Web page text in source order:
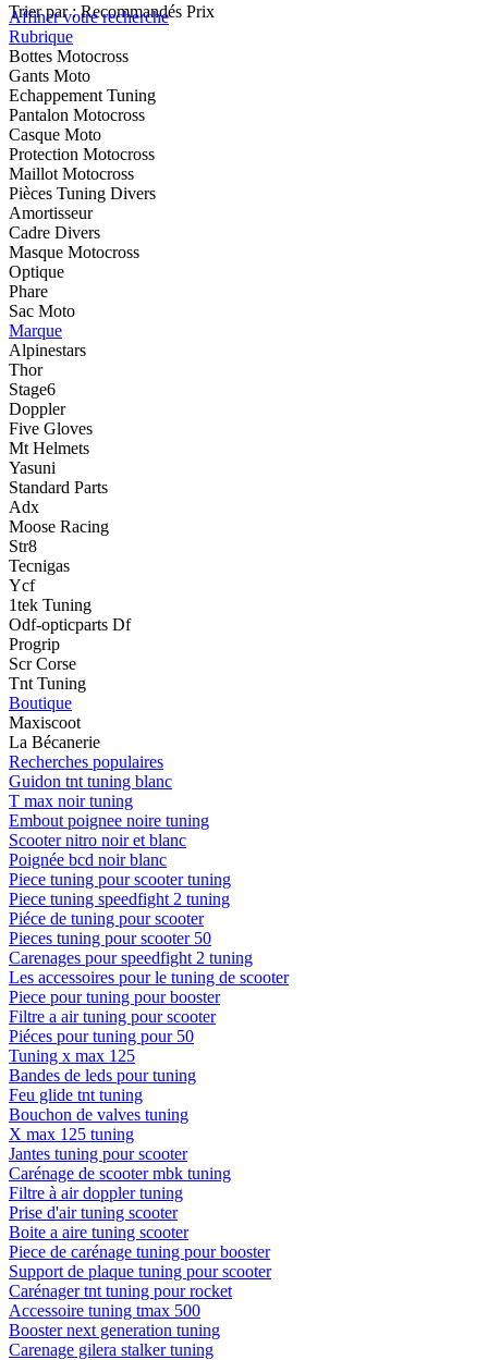
Trier par : Recommandés Prix
Affiner votre recherche
Rubrique
Bottes Motocross
Gants Moto
Echappement Tuning
Pantalon Motocross
Casque Moto
Protection Motocross
Maillot Motocross
Pièces Tuning Divers
Amortisseur
Cadre Divers
Masque Motocross
Optique
Phare
Sac Moto
Marque
Alpinestars
Thor
Stage6
Doppler
Five Gloves
Mt Helmets
Yasuni
Standard Parts
Adx
Moose Racing
Str8
Tecnigas
Ycf
1tek Tuning
Odf-opticparts Df
Progrip
Scr Corse
Tnt Tuning
Boutique
Maxiscoot
La Bécanerie
Recherches populaires
Guidon tnt tuning blanc
T max noir tuning
Embout poignee noire tuning
Scooter nitro noir et blanc
Poignée bcd noir blanc
Piece tuning pour scooter tuning
Piece tuning speedfight 2 tuning
Piéce de tuning pour scooter
Pieces tuning pour scooter 50
Carenages pour speedfight 2 tuning
Les accessoires pour le tuning de scooter
Piece pour tuning pour booster
Filtre a air tuning pour scooter
Piéces pour tuning pour 50
Tuning x max 125
Bandes de leds pour tuning
Feu glide tnt tuning
Bouchon de valves tuning
X max 125 tuning
Jantes tuning pour scooter
Carénage de scooter mbk tuning
Filtre à air doppler tuning
Prise d'air tuning scooter
Boite a aire tuning scooter
Piece de carénage tuning pour booster
Support de plaque tuning pour scooter
Carénager tnt tuning pour rocket
Accessoire tuning tmax 500
Booster next generation tuning
Carenage gilera stalker tuning